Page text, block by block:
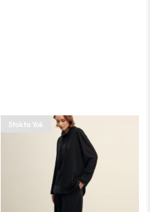
Stokta Yok